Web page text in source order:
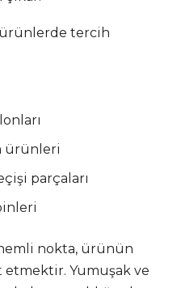
tercih
ürünleri
parçaları
nokta, ürünün
etmektir. Yumuşak ve